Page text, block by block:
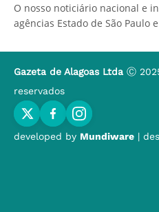
O nosso noticiário nacional e
agências Estado de São Paulo
Gazeta de Alagoas Ltda Ⓒ
reservados
developed by Mundiware |